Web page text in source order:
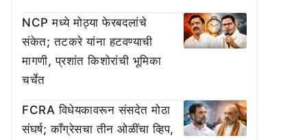
NCP मध्ये मोठ्या फेरबदलांचे
संकेत; तटकरे यांना हटवण्याची
मागणी, प्रशांत किशोरांची भूमिका
चर्चेत
FCRA विधेयकावरून संसदेत मोठा
संघर्ष; काँग्रेसचा तीन ओळींचा व्हिप,